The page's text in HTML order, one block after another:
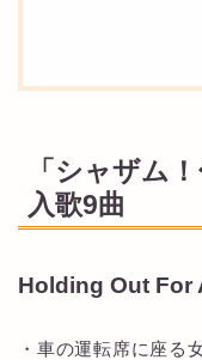
「シャザム
入歌9曲
Holding Out For
・車の運転席に座る